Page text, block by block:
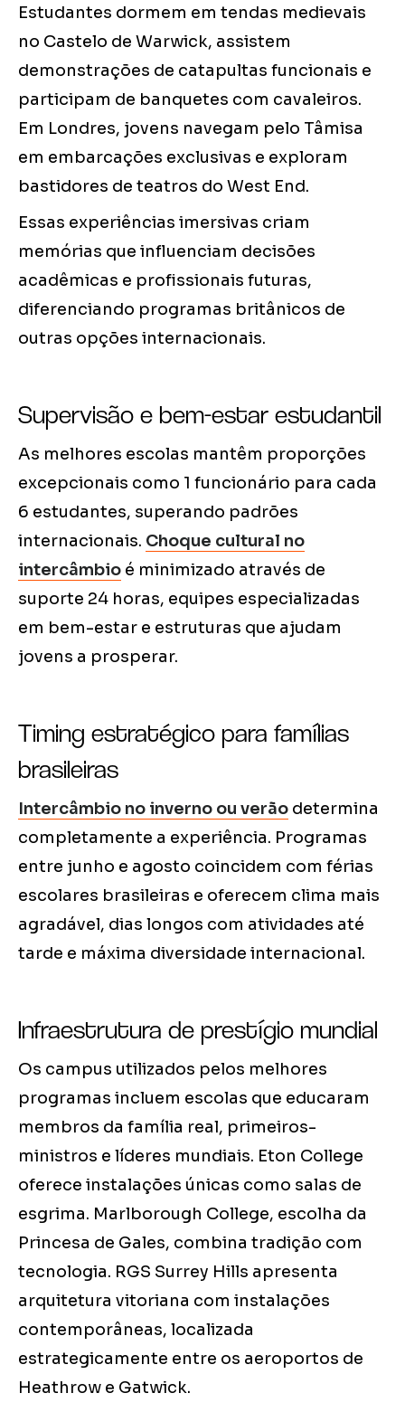
Estudantes dormem em tendas medievais
no Castelo de Warwick, assistem
demonstrações de catapultas funcionais e
participam de banquetes com cavaleiros.
Em Londres, jovens navegam pelo Tâmisa
em embarcações exclusivas e exploram
bastidores de teatros do West End.
Essas experiências imersivas criam
memórias que influenciam decisões
acadêmicas e profissionais futuras,
diferenciando programas britânicos de
outras opções internacionais.
Supervisão e bem-estar estudantil
As melhores escolas mantêm proporções
excepcionais como 1 funcionário para cada
6 estudantes, superando padrões
internacionais. Choque cultural no
intercâmbio é minimizado através de
suporte 24 horas, equipes especializadas
em bem-estar e estruturas que ajudam
jovens a prosperar.
Timing estratégico para famílias
brasileiras
Intercâmbio no inverno ou verão determina
completamente a experiência. Programas
entre junho e agosto coincidem com férias
escolares brasileiras e oferecem clima mais
agradável, dias longos com atividades até
tarde e máxima diversidade internacional.
Infraestrutura de prestígio mundial
Os campus utilizados pelos melhores
programas incluem escolas que educaram
membros da família real, primeiros-
ministros e líderes mundiais. Eton College
oferece instalações únicas como salas de
esgrima. Marlborough College, escolha da
Princesa de Gales, combina tradição com
tecnologia. RGS Surrey Hills apresenta
arquitetura vitoriana com instalações
contemporâneas, localizada
estrategicamente entre os aeroportos de
Heathrow e Gatwick.